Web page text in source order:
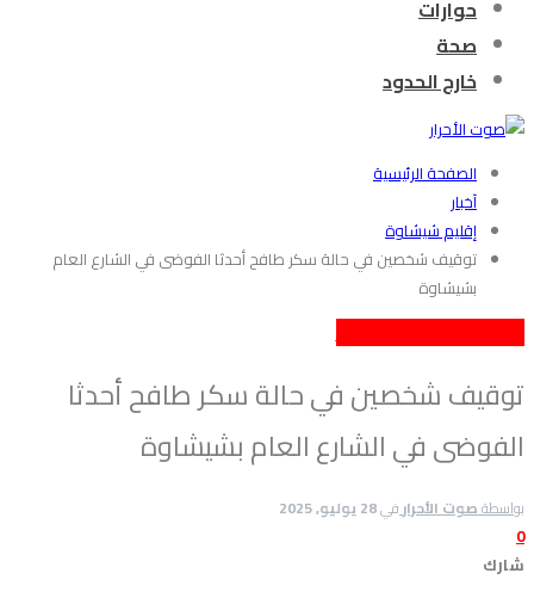
حوارات
صحة
خارج الحدود
الصفحة الرئيسية
آخبار
إقليم شيشاوة
توقيف شخصين في حالة سكر طافح أحدثا الفوضى في الشارع العام
بشيشاوة
توقيف شخصين في حالة سكر طافح أحدثا
الفوضى في الشارع العام بشيشاوة
بواسطةصوت الأحرارفي28 يوليو, 2025
0
شارك